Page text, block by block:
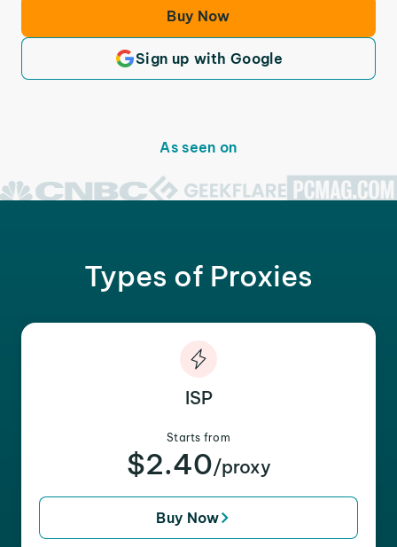
Buy Now
Sign up with Google
As seen on
Types of Proxies
ISP
Starts from
$2.40/proxy
Buy Now